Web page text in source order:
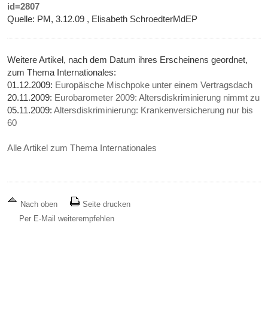
id=2807
Quelle: PM, 3.12.09 , Elisabeth SchroedterMdEP
Weitere Artikel, nach dem Datum ihres Erscheinens geordnet,
zum Thema Internationales:
01.12.2009: Europäische Mischpoke unter einem Vertragsdach
20.11.2009: Eurobarometer 2009: Altersdiskriminierung nimmt zu
05.11.2009:Altersdiskriminierung: Krankenversicherung nur bis
60
Alle Artikel zum Thema Internationales
Nach oben
Seite drucken
Per E-Mail weiterempfehlen